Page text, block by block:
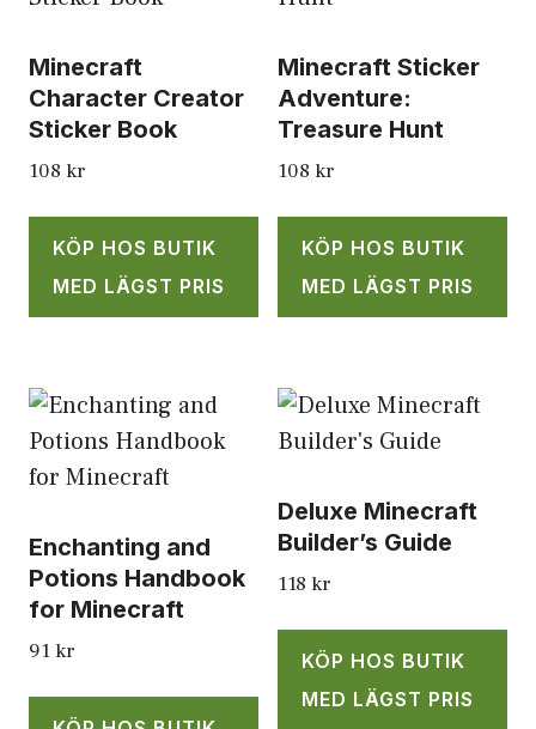
Minecraft
Character Creator
Sticker Book
108 kr
KÖP HOS BUTIK
MED LÄGST PRIS
Minecraft Sticker
Adventure:
Treasure Hunt
108 kr
KÖP HOS BUTIK
MED LÄGST PRIS
Enchanting and
Potions Handbook
for Minecraft
91 kr
Deluxe Minecraft
Builder’s Guide
118 kr
KÖP HOS BUTIK
MED LÄGST PRIS